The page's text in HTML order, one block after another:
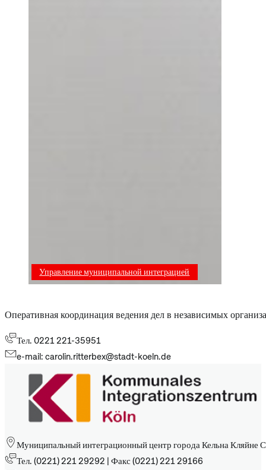
Оперативная координация ведения дел в независимых
Управление муниципальной интеграцией
Тел. 0221 221-35951
e-mail: carolin.ritterbex@stadt-koeln.de
Муниципальный интеграционный центр города Кельна Кляйне
Тел. (0221) 221 29292 | Факс (0221) 221 29166